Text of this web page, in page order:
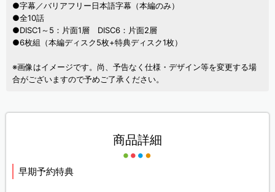
●字幕／バリアフリー日本語字幕（本編のみ）
●全10話
●DISC1～5：片面1層 DISC6：片面2層
●6枚組（本編ディスク5枚+特典ディスク1枚）
※画像はイメージです。尚、予告なく仕様・デザイン等を変更する場
合がございますので予めご了承ください。
商品詳細
早期予約特典